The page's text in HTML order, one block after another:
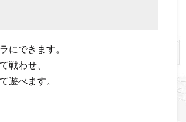
にできます。
戦わせ、
遊べます。